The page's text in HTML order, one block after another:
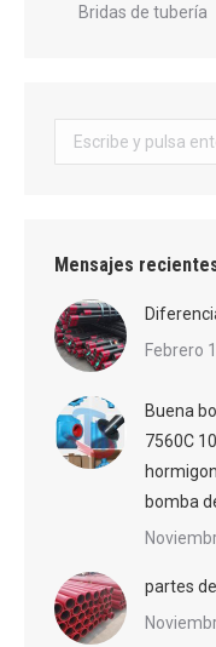
Bridas de tubería
Buscar:
Mensajes
Febrero
Buena
7560C
bomba
partes